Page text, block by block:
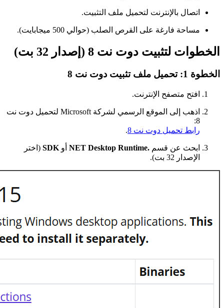
اتصال بالإنترنت لتحميل ملف التثبيت.
مساحة فارغة على القرص الصلب (حوالي 500 ميجابايت).
الخطوات لتثبيت دوت نت 8 (إصدار 32 بت)
الخطوة 1: تحميل ملف تثبيت دوت نت 8
افتح متصفح الإنترنت.
اذهب إلى الموقع الرسمي لشركة Microsoft لتحميل دوت نت
8:
رابط تحميل دوت نت 8
.
ابحث عن قسم .NET Desktop Runtime أو SDK (اختر
الإصدار 32 بت).